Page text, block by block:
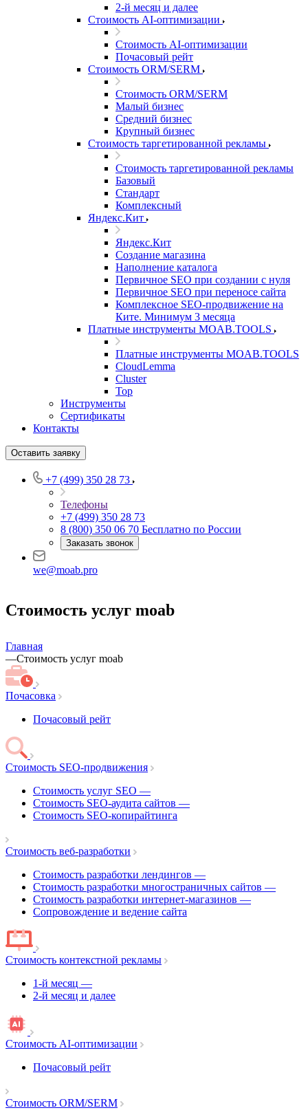
2-й месяц и далее
Стоимость AI-оптимизации
Стоимость AI-оптимизации
Почасовый рейт
Стоимость ORM/SERM
Стоимость ORM/SERM
Малый бизнес
Средний бизнес
Крупный бизнес
Стоимость таргетированной рекламы
Стоимость таргетированной рекламы
Базовый
Стандарт
Комплексный
Яндекс.Кит
Яндекс.Кит
Создание магазина
Наполнение каталога
Первичное SEO при создании с нуля
Первичное SEO при переносе сайта
Комплексное SEO-продвижение на
Ките. Минимум 3 месяца
Платные инструменты MOAB.TOOLS
Платные инструменты MOAB.TOOLS
CloudLemma
Cluster
Top
Инструменты
Сертификаты
Контакты
Оставить заявку
+7 (499) 350 28 73
Телефоны
+7 (499) 350 28 73
8 (800) 350 06 70 Бесплатно по России
Заказать звонок
we@moab.pro
Стоимость услуг moab
Главная
—Стоимость услуг moab
Почасовка
Почасовый рейт
Стоимость SEO-продвижения
Стоимость услуг SEO —
Стоимость SEO-аудита сайтов —
Стоимость SEO-копирайтинга
Стоимость веб-разработки
Стоимость разработки лендингов —
Стоимость разработки многостраничных сайтов —
Стоимость разработки интернет-магазинов —
Сопровождение и ведение сайта
Стоимость контекстной рекламы
1-й месяц —
2-й месяц и далее
Стоимость AI-оптимизации
Почасовый рейт
Стоимость ORM/SERM